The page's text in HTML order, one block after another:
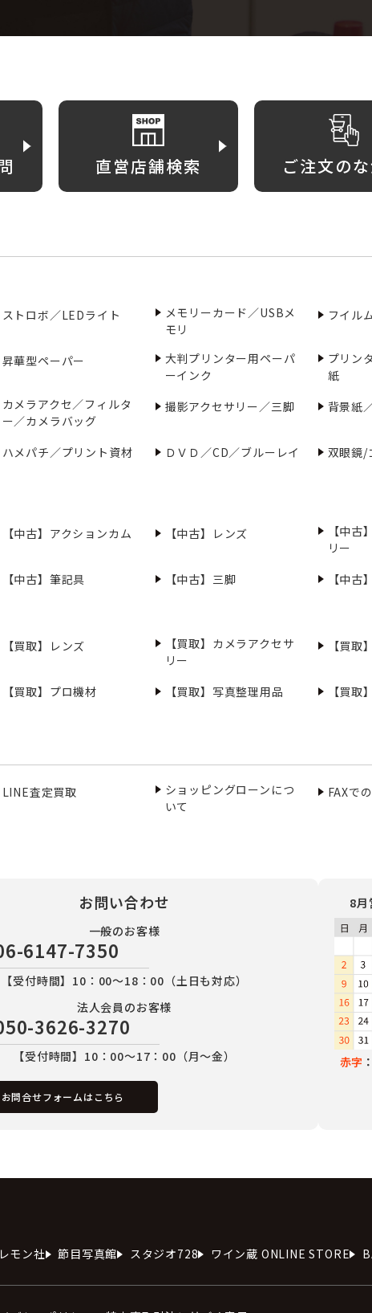
直営店舗検索 ご注文の
ストロボ／LEDライト
メモリーカード／USBメ
モリ
フイル
昇華型ペーパー
大判プリンター用ペーパ
ーインク
プリン
紙
カメラアクセ／フィルタ
ー／カメラバッグ
撮影アクセサリー／三脚 背景紙
ハメパチ／プリント資材 ＤＶＤ／CD／ブルーレイ 双眼鏡/
【中古】アクションカム 【中古】レンズ
【中古
リー
【中古】筆記具 【中古】三脚 【中古
【買取】レンズ
【買取】カメラアクセサ
リー
【買取
【買取】プロ機材 【買取】写真整理用品 【買取
LINE査定買取
ショッピングローンにつ
いて
FAXで
お問い合わせ
一般のお客様
6147-7350
【受付時間】10：00～18：00（土日も対応）
法人会員のお客様
3626-3270
【受付時間】10：00～17：00（月～金）
お問合せフォームはこちら
8月
赤字
レモン社 節目写真館 スタジオ728 ワイン蔵 ONLINE STORE